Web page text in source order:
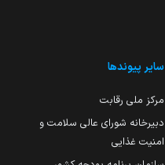
سایر پیوندها
مرکز ملی رقابت
دبیرخانه شورای عالی سلامت و
امنیت غذایی